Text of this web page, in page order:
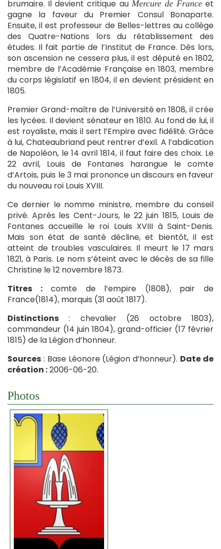
brumaire. Il devient critique au Mercure de Franceet
gagne la faveur du Premier Consul Bonaparte.
Ensuite, il est professeur de Belles-lettres au collège
des Quatre-Nations lors du rétablissement des
études. Il fait partie de l’Institut de France. Dès lors,
son ascension ne cessera plus, il est député en 1802,
membre de l’Académie Française en 1803, membre
du corps législatif en 1804, il en devient président en
1805.
Premier Grand-maître de l’Université en 1808, il crée
les lycées. Il devient sénateur en 1810. Au fond de lui, il
est royaliste, mais il sert l’Empire avec fidélité. Grâce
à lui, Chateaubriand peut rentrer d’exil. A l’abdication
de Napoléon, le 14 avril 1814, il faut faire des choix. Le
22 avril, Louis de Fontanes harangue le comte
d’Artois, puis le 3 mai prononce un discours en faveur
du nouveau roi Louis XVIII.
Ce dernier le nomme ministre, membre du conseil
privé. Après les Cent-Jours, le 22 juin 1815, Louis de
Fontanes accueille le roi Louis XVIII à Saint-Denis.
Mais son état de santé décline, et bientôt, il est
atteint de troubles vasculaires. Il meurt le 17 mars
1821, à Paris. Le nom s’éteint avec le décès de sa fille
Christine le 12 novembre 1873.
Titres :comte de l’empire (1808), pair de
France(1814), marquis (31 août 1817).
Distinctions : chevalier (26 octobre 1803),
commandeur (14 juin 1804), grand-officier (17 février
1815) de la Légion d’honneur.
Sources : Base Léonore (Légion d’honneur). Date de
création :2006-06-20.
Photos